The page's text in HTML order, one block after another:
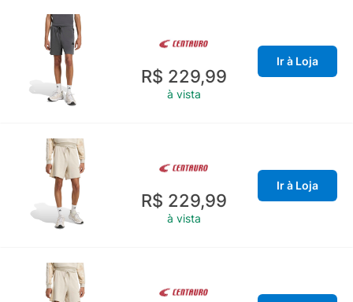
R$ 229,99
à vista
Ir à Loja
R$ 229,99
à vista
Ir à Loja